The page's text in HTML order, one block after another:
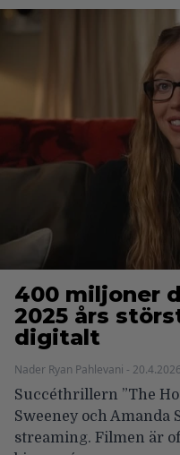
400 miljoner
2025 års
digitalt
Nader Ryan Pahlevani -
Succéthrillern ”The
Sweeney och Amanda
streaming. Filmen är